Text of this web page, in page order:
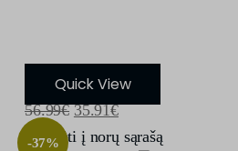
Quick View
56.99€ 35.91€
Įdėti į norų sąrašą
-37%